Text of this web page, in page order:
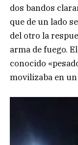
dos bandos
que de un lado
del otro la
arma de fuego.
conocido
movilizaba en